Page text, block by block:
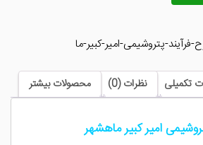
فرآیند-پتروشیمی-امیر-کبیر-ما
تکمیلی نظرات (0) محصولات بیشتر
امیر کبیر ماهشهر